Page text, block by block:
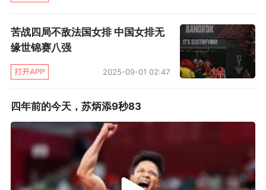
苦战四局不敌法国女排 中国女排无
缘世锦赛八强
2025-09-01 02:47
四年前的今天，苏炳添9秒83